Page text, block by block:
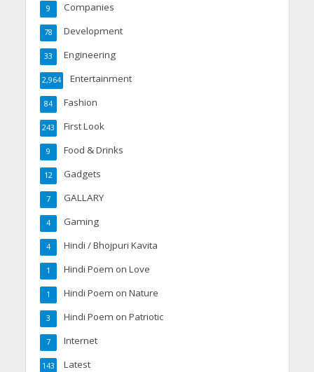
Companies
9
Development
78
Engineering
33
Entertainment
2,964
Fashion
84
First Look
243
Food & Drinks
9
Gadgets
12
GALLARY
7
Gaming
4
Hindi / Bhojpuri Kavita
4
Hindi Poem on Love
1
Hindi Poem on Nature
1
Hindi Poem on Patriotic
3
Internet
7
Latest
143